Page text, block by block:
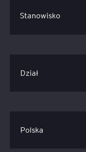
Stanowisko